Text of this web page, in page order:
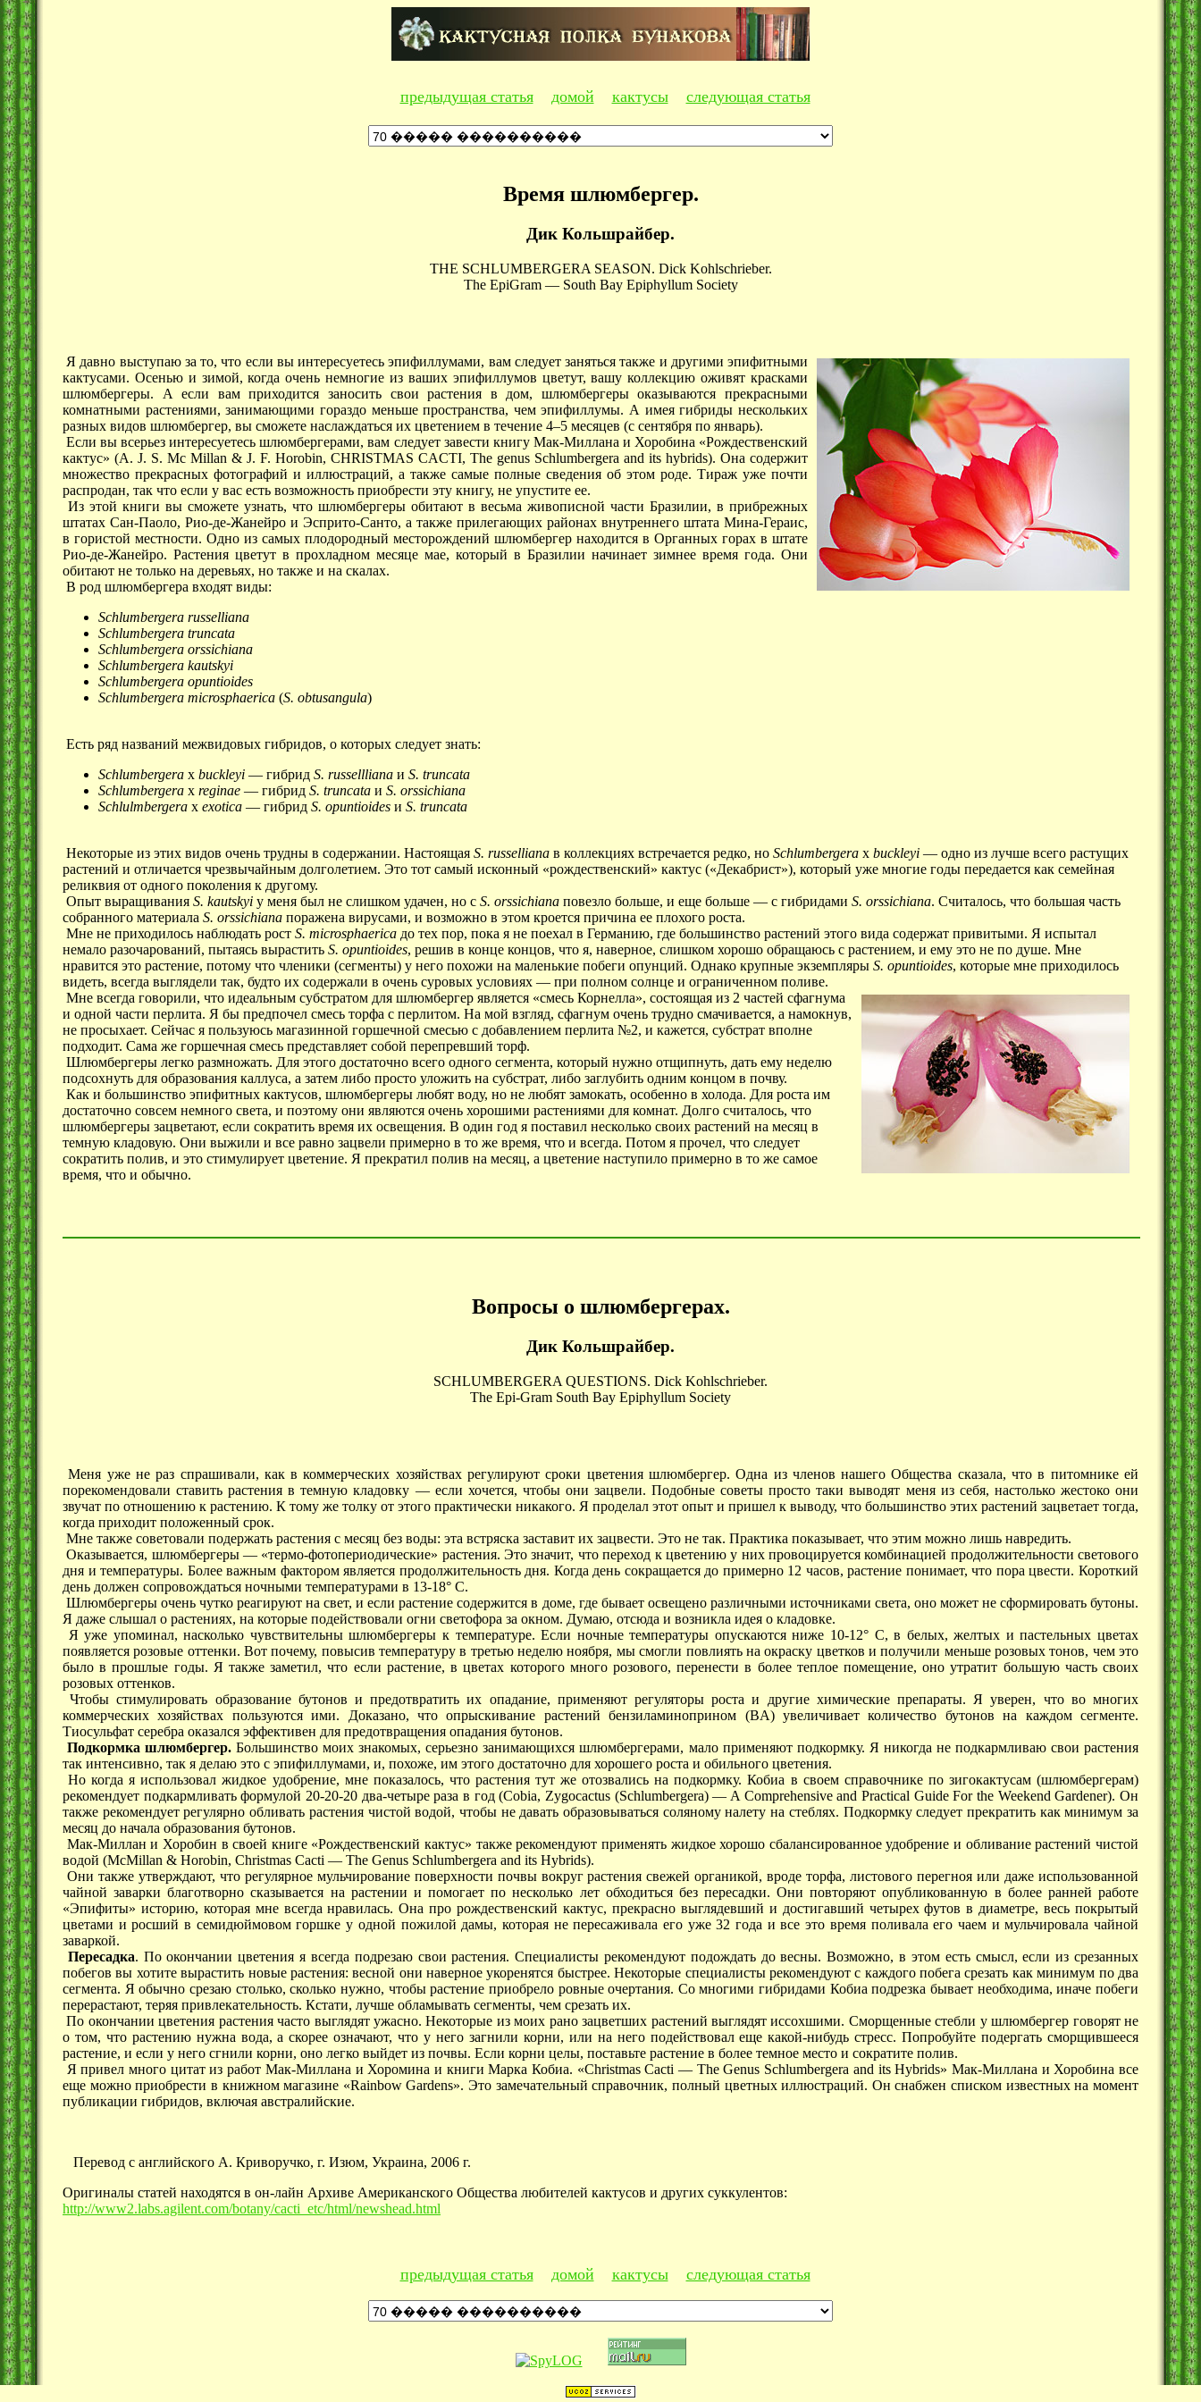
предыдущая статья домой кактусы следующая статья
Время шлюмбергер.
Дик Кольшрайбер.
THE SCHLUMBERGERA SEASON. Dick Kohlschrieber.
The EpiGram — South Bay Epiphyllum Society
Я давно выступаю за то, что если вы интересуетесь эпифиллумами, вам следует заняться также и другими эпифитными
кактусами. Осенью и зимой, когда очень немногие из ваших эпифиллумов цветут, вашу коллекцию оживят красками
шлюмбергеры. А если вам приходится заносить свои растения в дом, шлюмбергеры оказываются прекрасными
комнатными растениями, занимающими гораздо меньше пространства, чем эпифиллумы. А имея гибриды нескольких
разных видов шлюмбергер, вы сможете наслаждаться их цветением в течение 4–5 месяцев (с сентября по январь).
Если вы всерьез интересуетесь шлюмбергерами, вам следует завести книгу Мак-Миллана и Хоробина «Рождественский
кактус» (A. J. S. Mc Millan & J. F. Horobin, CHRISTMAS CACTI, The genus Schlumbergera and its hybrids). Она содержит
множество прекрасных фотографий и иллюстраций, а также самые полные сведения об этом роде. Тираж уже почти
распродан, так что если у вас есть возможность приобрести эту книгу, не упустите ее.
Из этой книги вы сможете узнать, что шлюмбергеры обитают в весьма живописной части Бразилии, в прибрежных
штатах Сан-Паоло, Рио-де-Жанейро и Эсприто-Санто, а также прилегающих районах внутреннего штата Мина-Гераис,
в гористой местности. Одно из самых плодородный месторождений шлюмбергер находится в Органных горах в штате
Рио-де-Жанейро. Растения цветут в прохладном месяце мае, который в Бразилии начинает зимнее время года. Они
обитают не только на деревьях, но также и на скалах.
В род шлюмбергера входят виды:
Schlumbergera russelliana
Schlumbergera truncata
Schlumbergera orssichiana
Schlumbergera kautskyi
Schlumbergera opuntioides
Schlumbergera microsphaerica (S. obtusangula)
Есть ряд названий межвидовых гибридов, о которых следует знать:
Schlumbergera x buckleyi — гибрид S. russellliana и S. truncata
Schlumbergera x reginae — гибрид S. truncata и S. orssichiana
Schlulmbergera x exotica — гибрид S. opuntioides и S. truncata
Некоторые из этих видов очень трудны в содержании. Настоящая S. russelliana в коллекциях встречается редко, но Schlumbergera x buckleyi — одно из лучше всего растущих
растений и отличается чрезвычайным долголетием. Это тот самый исконный «рождественский» кактус («Декабрист»), который уже многие годы передается как семейная
реликвия от одного поколения к другому.
Опыт выращивания S. kautskyi у меня был не слишком удачен, но с S. orssichiana повезло больше, и еще больше — с гибридами S. orssichiana. Считалось, что большая часть
собранного материала S. orssichiana поражена вирусами, и возможно в этом кроется причина ее плохого роста.
Мне не приходилось наблюдать рост S. microsphaerica до тех пор, пока я не поехал в Германию, где большинство растений этого вида содержат привитыми. Я испытал
немало разочарований, пытаясь вырастить S. opuntioides, решив в конце концов, что я, наверное, слишком хорошо обращаюсь с растением, и ему это не по душе. Мне
нравится это растение, потому что членики (сегменты) у него похожи на маленькие побеги опунций. Однако крупные экземпляры S. opuntioides, которые мне приходилось
видеть, всегда выглядели так, будто их содержали в очень суровых условиях — при полном солнце и ограниченном поливе.
Мне всегда говорили, что идеальным субстратом для шлюмбергер является «смесь Корнелла», состоящая из 2 частей сфагнума
и одной части перлита. Я бы предпочел смесь торфа с перлитом. На мой взгляд, сфагнум очень трудно смачивается, а намокнув,
не просыхает. Сейчас я пользуюсь магазинной горшечной смесью с добавлением перлита №2, и кажется, субстрат вполне
подходит. Сама же горшечная смесь представляет собой перепревший торф.
Шлюмбергеры легко размножать. Для этого достаточно всего одного сегмента, который нужно отщипнуть, дать ему неделю
подсохнуть для образования каллуса, а затем либо просто уложить на субстрат, либо заглубить одним концом в почву.
Как и большинство эпифитных кактусов, шлюмбергеры любят воду, но не любят замокать, особенно в холода. Для роста им
достаточно совсем немного света, и поэтому они являются очень хорошими растениями для комнат. Долго считалось, что
шлюмбергеры зацветают, если сократить время их освещения. В один год я поставил несколько своих растений на месяц в
темную кладовую. Они выжили и все равно зацвели примерно в то же время, что и всегда. Потом я прочел, что следует
сократить полив, и это стимулирует цветение. Я прекратил полив на месяц, а цветение наступило примерно в то же самое
время, что и обычно.
Вопросы о шлюмбергерах.
Дик Кольшрайбер.
SCHLUMBERGERA QUESTIONS. Dick Kohlschrieber.
The Epi-Gram South Bay Epiphyllum Society
Меня уже не раз спрашивали, как в коммерческих хозяйствах регулируют сроки цветения шлюмбергер. Одна из членов нашего Общества сказала, что в питомнике ей
порекомендовали ставить растения в темную кладовку — если хочется, чтобы они зацвели. Подобные советы просто таки выводят меня из себя, настолько жестоко они
звучат по отношению к растению. К тому же толку от этого практически никакого. Я проделал этот опыт и пришел к выводу, что большинство этих растений зацветает тогда,
когда приходит положенный срок.
Мне также советовали подержать растения с месяц без воды: эта встряска заставит их зацвести. Это не так. Практика показывает, что этим можно лишь навредить.
Оказывается, шлюмбергеры — «термо-фотопериодические» растения. Это значит, что переход к цветению у них провоцируется комбинацией продолжительности светового
дня и температуры. Более важным фактором является продолжительность дня. Когда день сокращается до примерно 12 часов, растение понимает, что пора цвести. Короткий
день должен сопровождаться ночными температурами в 13-18° С.
Шлюмбергеры очень чутко реагируют на свет, и если растение содержится в доме, где бывает освещено различными источниками света, оно может не сформировать бутоны.
Я даже слышал о растениях, на которые подействовали огни светофора за окном. Думаю, отсюда и возникла идея о кладовке.
Я уже упоминал, насколько чувствительны шлюмбергеры к температуре. Если ночные температуры опускаются ниже 10-12° С, в белых, желтых и пастельных цветах
появляется розовые оттенки. Вот почему, повысив температуру в третью неделю ноября, мы смогли повлиять на окраску цветков и получили меньше розовых тонов, чем это
было в прошлые годы. Я также заметил, что если растение, в цветах которого много розового, перенести в более теплое помещение, оно утратит большую часть своих
розовых оттенков.
Чтобы стимулировать образование бутонов и предотвратить их опадание, применяют регуляторы роста и другие химические препараты. Я уверен, что во многих
коммерческих хозяйствах пользуются ими. Доказано, что опрыскивание растений бензиламиноприном (BA) увеличивает количество бутонов на каждом сегменте.
Тиосульфат серебра оказался эффективен для предотвращения опадания бутонов.
Подкормка шлюмбергер. Большинство моих знакомых, серьезно занимающихся шлюмбергерами, мало применяют подкормку. Я никогда не подкармливаю свои растения
так интенсивно, так я делаю это с эпифиллумами, и, похоже, им этого достаточно для хорошего роста и обильного цветения.
Но когда я использовал жидкое удобрение, мне показалось, что растения тут же отозвались на подкормку. Кобиа в своем справочнике по зигокактусам (шлюмбергерам)
рекомендует подкармливать формулой 20-20-20 два-четыре раза в год (Cobia, Zygocactus (Schlumbergera) — A Comprehensive and Practical Guide For the Weekend Gardener). Он
также рекомендует регулярно обливать растения чистой водой, чтобы не давать образовываться соляному налету на стеблях. Подкормку следует прекратить как минимум за
месяц до начала образования бутонов.
Мак-Миллан и Хоробин в своей книге «Рождественский кактус» также рекомендуют применять жидкое хорошо сбалансированное удобрение и обливание растений чистой
водой (McMillan & Horobin, Christmas Cacti — The Genus Schlumbergera and its Hybrids).
Они также утверждают, что регулярное мульчирование поверхности почвы вокруг растения свежей органикой, вроде торфа, листового перегноя или даже использованной
чайной заварки благотворно сказывается на растении и помогает по несколько лет обходиться без пересадки. Они повторяют опубликованную в более ранней работе
«Эпифиты» историю, которая мне всегда нравилась. Она про рождественский кактус, прекрасно выглядевший и достигавший четырех футов в диаметре, весь покрытый
цветами и росший в семидюймовом горшке у одной пожилой дамы, которая не пересаживала его уже 32 года и все это время поливала его чаем и мульчировала чайной
заваркой.
Пересадка. По окончании цветения я всегда подрезаю свои растения. Специалисты рекомендуют подождать до весны. Возможно, в этом есть смысл, если из срезанных
побегов вы хотите вырастить новые растения: весной они наверное укоренятся быстрее. Некоторые специалисты рекомендуют с каждого побега срезать как минимум по два
сегмента. Я обычно срезаю столько, сколько нужно, чтобы растение приобрело ровные очертания. Со многими гибридами Кобиа подрезка бывает необходима, иначе побеги
перерастают, теряя привлекательность. Кстати, лучше обламывать сегменты, чем срезать их.
По окончании цветения растения часто выглядят ужасно. Некоторые из моих рано зацветших растений выглядят иссохшими. Сморщенные стебли у шлюмбергер говорят не
о том, что растению нужна вода, а скорее означают, что у него загнили корни, или на него подействовал еще какой-нибудь стресс. Попробуйте подергать сморщившееся
растение, и если у него сгнили корни, оно легко выйдет из почвы. Если корни целы, поставьте растение в более темное место и сократите полив.
Я привел много цитат из работ Мак-Миллана и Хоромина и книги Марка Кобиа. «Christmas Cacti — The Genus Schlumbergera and its Hybrids» Мак-Миллана и Хоробина все
еще можно приобрести в книжном магазине «Rainbow Gardens». Это замечательный справочник, полный цветных иллюстраций. Он снабжен списком известных на момент
публикации гибридов, включая австралийские.
Перевод с английского А. Криворучко, г. Изюм, Украина, 2006 г.
Оригиналы статей находятся в он-лайн Архиве Американского Общества любителей кактусов и других суккулентов:
http://www2.labs.agilent.com/botany/cacti_etc/html/newshead.html
предыдущая статья домой кактусы следующая статья